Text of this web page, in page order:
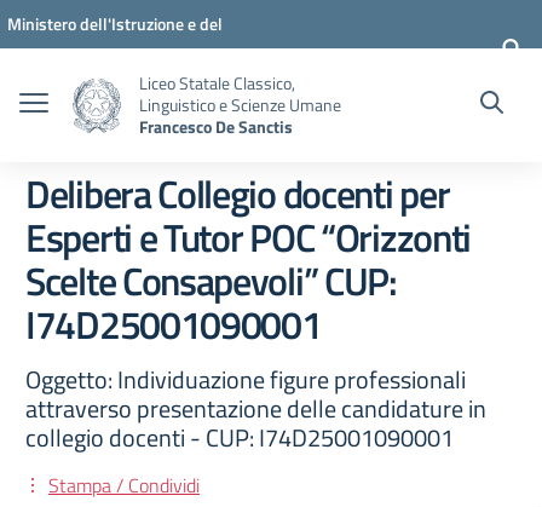
Vai ai contenuti
Vai al menu di navigazione
Vai al footer
Ministero dell'Istruzione e del
Liceo Statale Classico,
Linguistico e Scienze Umane
Francesco De Sanctis
Delibera Collegio docenti per
Esperti e Tutor POC “Orizzonti
Scelte Consapevoli” CUP:
I74D25001090001
Oggetto: Individuazione figure professionali
attraverso presentazione delle candidature in
collegio docenti - CUP: I74D25001090001
Stampa / Condividi